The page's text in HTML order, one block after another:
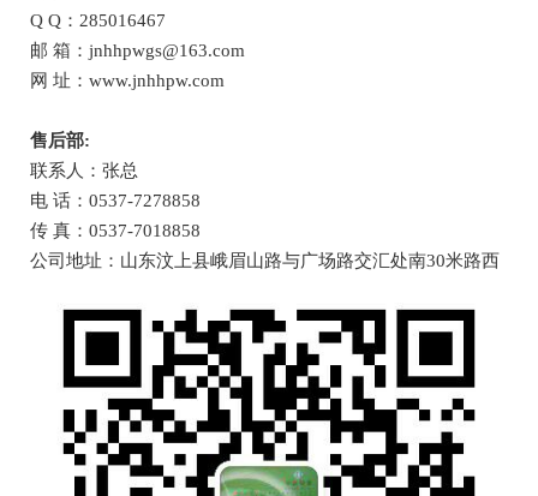
Q Q：285016467
邮 箱：jnhhpwgs@163.com
网 址：www.jnhhpw.com
售后部:
联系人：张总
电 话：0537-7278858
传 真：0537-7018858
公司地址：山东汶上县峨眉山路与广场路交汇处南30米路西